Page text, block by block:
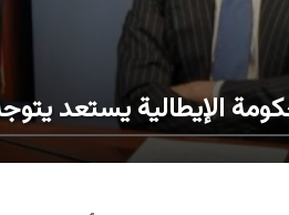
الإيطالية يستعد